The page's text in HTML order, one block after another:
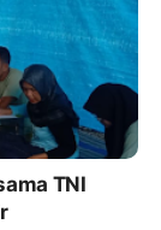
TNI